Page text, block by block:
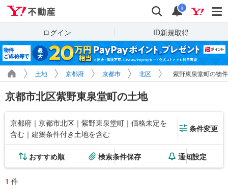
検索 通知
i
ログイン ID新規取得
土地 京都府 京都市 北区 紫野東泉堂町の物
京都市北区紫野東泉堂町の土地
京都府｜京都市北区｜紫野東泉堂町｜価格未定を
含む｜建築条件付き土地を含む
条件変更
おすすめ順 検索条件保存 通知設定
1 件